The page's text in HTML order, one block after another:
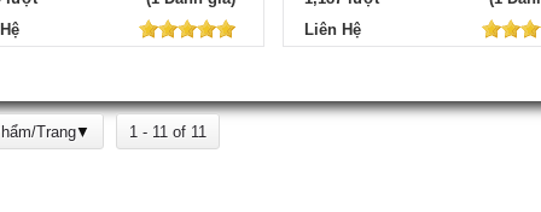
Liên Hệ
Trang 1 - 11 of 11